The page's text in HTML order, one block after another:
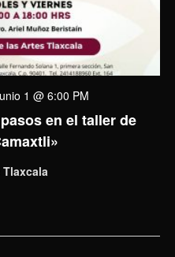
en el taller de
1 @ 6:00 PM